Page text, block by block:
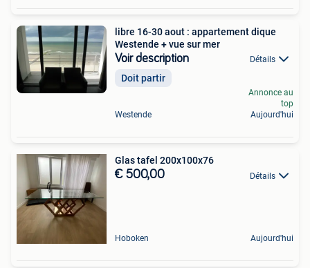
libre 16-30 aout : appartement dique
Westende + vue sur mer
Voir description Détails
Doit partir
Westende
Annonce au
top
Aujourd'hui
Glas tafel 200x100x76
€ 500,00 Détails
Hoboken Aujourd'hui